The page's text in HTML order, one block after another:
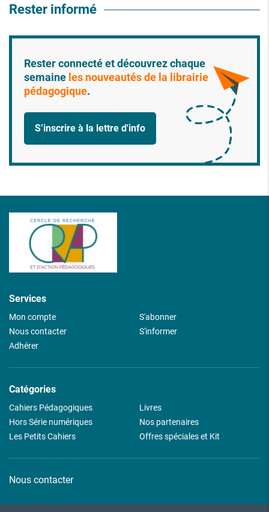
Rester informé
Rester connecté et découvrez chaque
semaine les nouveautés de la librairie
pédagogique.
S’inscrire à la lettre d'info
Services
Mon compte
Nous contacter
Adhérer
S'abonner
S'informer
Catégories
Cahiers Pédagogiques
Hors Série numériques
Les Petits Cahiers
Livres
Nos partenaires
Offres spéciales et Kit
Nous contacter